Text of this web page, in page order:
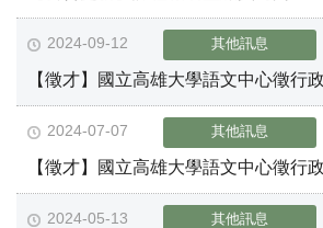
2024-09-12 其他訊息
【徵才】國立高雄大學語文中心徵行
2024-07-07 其他訊息
【徵才】國立高雄大學語文中心徵行
2024-05-13 其他訊息